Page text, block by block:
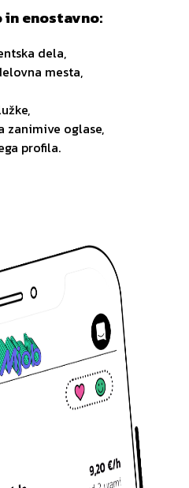
enostavno:
dela,
mesta,
zanimive oglase,
profila.